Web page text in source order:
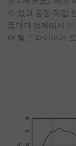
수 있고 공장 작업
품마다 업계에서
어 및 드라이버가